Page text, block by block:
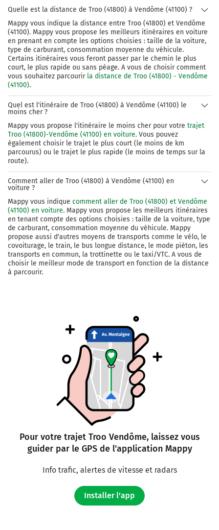
Quelle est la distance de Troo (41800) à Vendôme (41100) ?
Mappy vous indique la distance entre Troo (41800) et Vendôme
(41100). Mappy vous propose les meilleurs itinéraires en voiture
en prenant en compte les options choisies : taille de la voiture,
type de carburant, consommation moyenne du véhicule.
Certains itinéraires vous feront passer par le chemin le plus
court, le plus rapide ou sans péage. A vous de choisir comment
vous souhaitez parcourir la distance de Troo (41800) - Vendôme
(41100).
Quel est l'itinéraire de Troo (41800) à Vendôme (41100) le
moins cher ?
Mappy vous propose l'itinéraire le moins cher pour votre trajet
Troo (41800)-Vendôme (41100) en voiture. Vous pouvez
également choisir le trajet le plus court (le moins de km
parcourus) ou le trajet le plus rapide (le moins de temps sur la
route).
Comment aller de Troo (41800) à Vendôme (41100) en
voiture ?
Mappy vous indique comment aller de Troo (41800) et Vendôme
(41100) en voiture. Mappy vous propose les meilleurs itinéraires
en tenant compte des options choisies : taille de la voiture, type
de carburant, consommation moyenne du véhicule. Mappy
propose aussi d'autres moyens de transports comme le vélo, le
covoiturage, le train, le bus longue distance, le mode piéton, les
transports en commun, la trottinette ou le taxi/VTC. A vous de
choisir le meilleur mode de transport en fonction de la distance
à parcourir.
Pour votre trajet Troo Vendôme, laissez vous
guider par le GPS de l'application Mappy
Info trafic, alertes de vitesse et radars
Installer l'app